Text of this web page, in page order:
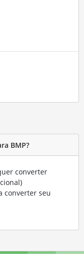
BMP?
converter
converter seu